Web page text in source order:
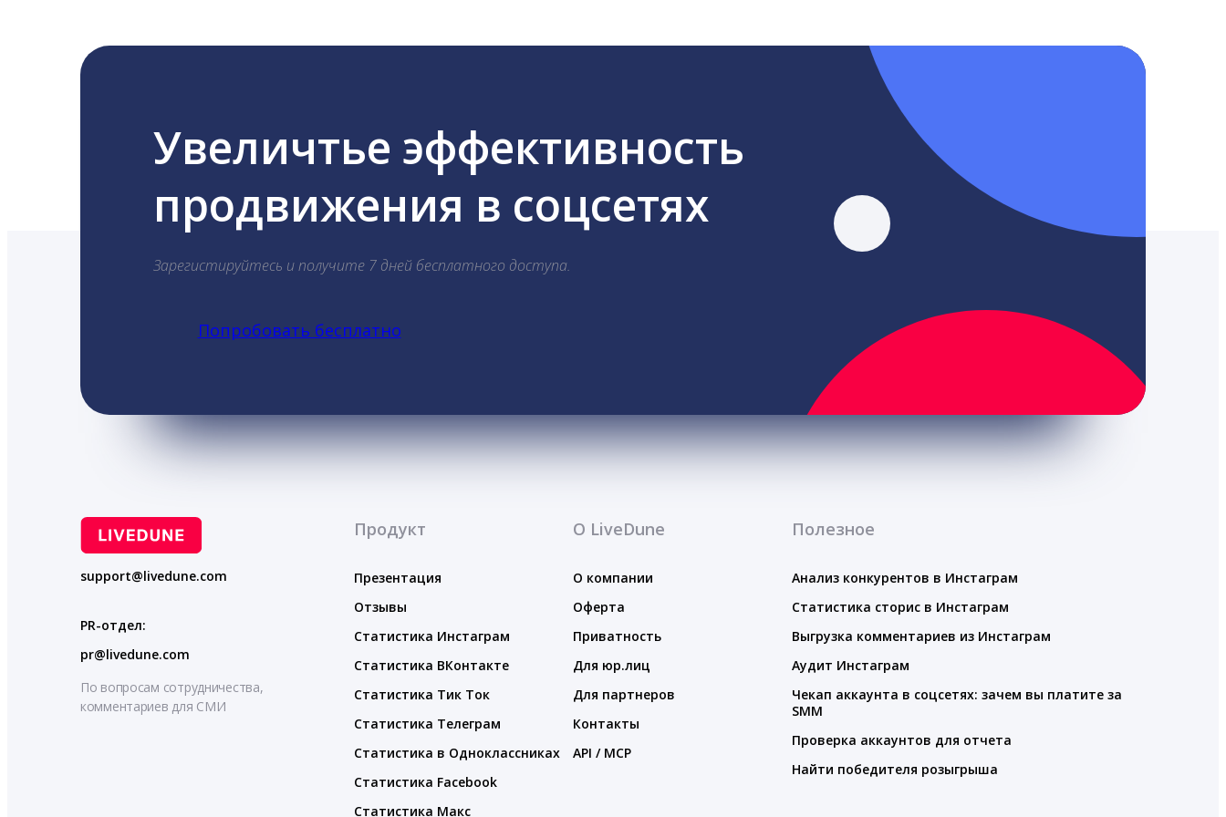
Увеличтье эффективность
продвижения в соцсетях
Зарегистируйтесь и получите 7 дней бесплатного доступа.
Попробовать бесплатно
support@livedune.com
PR-отдел:
pr@livedune.com
По вопросам сотрудничества,
комментариев для СМИ
Продукт
Презентация
Отзывы
Статистика Инстаграм
Статистика ВКонтакте
Статистика Тик Ток
Статистика Телеграм
Статистика в Одноклассниках
Статистика Facebook
Статистика Макс
О LiveDune
О компании
Оферта
Приватность
Для юр.лиц
Для партнеров
Контакты
API / MCP
Полезное
Анализ конкурентов в Инстаграм
Статистика сторис в Инстаграм
Выгрузка комментариев из Инстаграм
Аудит Инстаграм
Чекап аккаунта в соцсетях: зачем вы платите за
SMM
Проверка аккаунтов для отчета
Найти победителя розыгрыша